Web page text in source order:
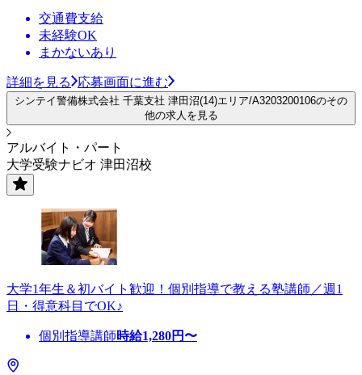
交通費支給
未経験OK
まかないあり
詳細を見る 応募画面に進む
シンテイ警備株式会社 千葉支社 津田沼(14)エリア/A3203200106のその
他の求人を見る
アルバイト・パート
大学受験ナビオ 津田沼校
大学1年生＆初バイト歓迎！個別指導で教える塾講師／週1
日・得意科目でOK♪
個別指導講師時給1,280円〜